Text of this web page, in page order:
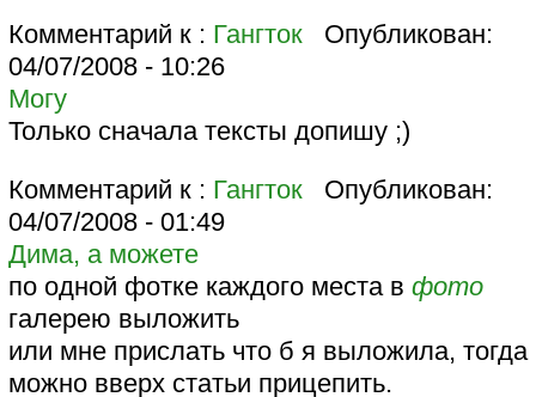
Комментарий к : Гангток
Опубликован:
04/07/2008 - 10:26
Могу
Только сначала тексты допишу ;)
Комментарий к : Гангток
Опубликован:
04/07/2008 - 01:49
Дима, а можете
по одной фотке каждого места в фото
галерею выложить
или мне прислать что б я выложила, тогда
можно вверх статьи прицепить.